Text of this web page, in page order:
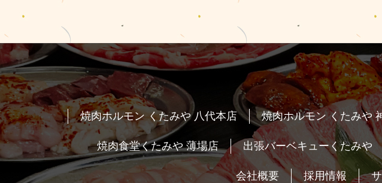
焼肉ホルモン くたみや 八代本店 焼肉ホルモン くたみや
焼肉食堂くたみや 薄場店 出張バーベキューくたみや
会社概要 採用情報